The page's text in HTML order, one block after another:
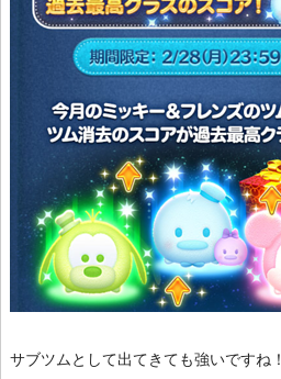
サブツムとして出てきても強いですね！